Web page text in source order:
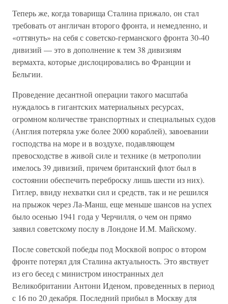
Теперь же, когда товарища Сталина прижало, он стал
требовать от англичан второго фронта, и немедленно, и
«оттянуть» на себя с советско-германского фронта 30-40
дивизий — это в дополнение к тем 38 дивизиям
вермахта, которые дислоцировались во Франции и
Бельгии.
Проведение десантной операции такого масштаба
нуждалось в гигантских материальных ресурсах,
огромном количестве транспортных и специальных судов
(Англия потеряла уже более 2000 кораблей), завоевании
господства на море и в воздухе, подавляющем
превосходстве в живой силе и технике (в метрополии
имелось 39 дивизий, причем британский флот был в
состоянии обеспечить переброску лишь шести из них).
Гитлер, ввиду нехватки сил и средств, так и не решился
на прыжок через Ла-Манш, еще меньше шансов на успех
было осенью 1941 года у Черчилля, о чем он прямо
заявил советскому послу в Лондоне И.М. Майскому.
После советской победы под Москвой вопрос о втором
фронте потерял для Сталина актуальность. Это явствует
из его бесед с министром иностранных дел
Великобритании Антони Иденом, проведенных в период
с 16 по 20 декабря. Последний прибыл в Москву для